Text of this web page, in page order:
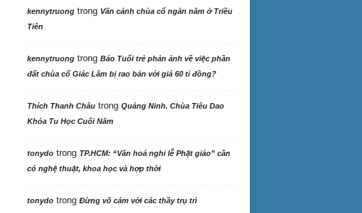
kennytruongtrong Vãn cảnh chùa cổ ngàn năm ở Triều
Tiên
kennytruongtrong Báo Tuổi trẻ phản ảnh về việc phần
đất chùa cổ Giác Lâm bị rao bán với giá 60 tỉ đồng?
Thích Thanh Châutrong Quảng Ninh. Chùa Tiêu Dao
Khóa Tu Học Cuối Năm
tonydotrong TP.HCM: “Văn hoá nghi lễ Phật giáo” cần
có nghệ thuật, khoa học và hợp thời
tonydotrong Đừng vô cảm với các thầy trụ trì